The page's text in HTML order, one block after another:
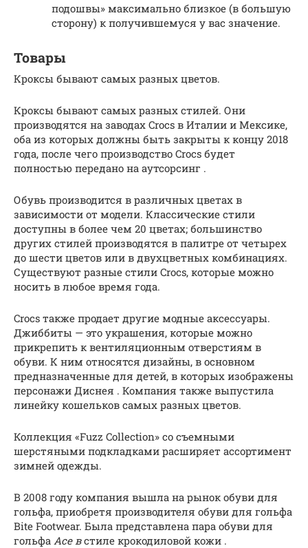
подошвы» максимально близкое (в большую
сторону) к получившемуся у вас значение.
Товары
Кроксы бывают самых разных цветов.
Кроксы бывают самых разных стилей. Они
производятся на заводах Crocs в Италии и Мексике,
оба из которых должны быть закрыты к концу 2018
года, после чего производство Crocs будет
полностью передано на аутсорсинг .
Обувь производится в различных цветах в
зависимости от модели. Классические стили
доступны в более чем 20 цветах; большинство
других стилей производятся в палитре от четырех
до шести цветов или в двухцветных комбинациях.
Существуют разные стили Crocs, которые можно
носить в любое время года.
Crocs также продает другие модные аксессуары.
Джиббиты — это украшения, которые можно
прикрепить к вентиляционным отверстиям в
обуви. К ним относятся дизайны, в основном
предназначенные для детей, в которых изображены
персонажи Диснея . Компания также выпустила
линейку кошельков самых разных цветов.
Коллекция «Fuzz Collection» со съемными
шерстяными подкладками расширяет ассортимент
зимней одежды.
В 2008 году компания вышла на рынок обуви для
гольфа, приобретя производителя обуви для гольфа
Bite Footwear. Была представлена ​​пара обуви для
гольфа Ace встиле крокодиловой кожи .